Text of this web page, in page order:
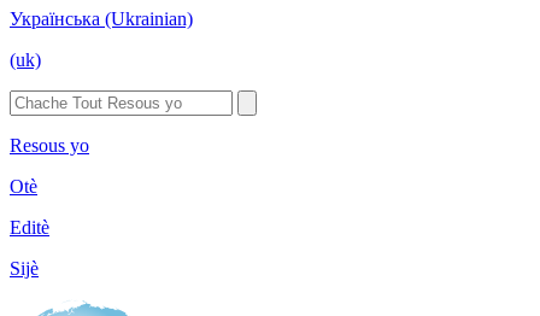
Українська (Ukrainian)
(uk)
Resous yo
Otè
Editè
Sijè